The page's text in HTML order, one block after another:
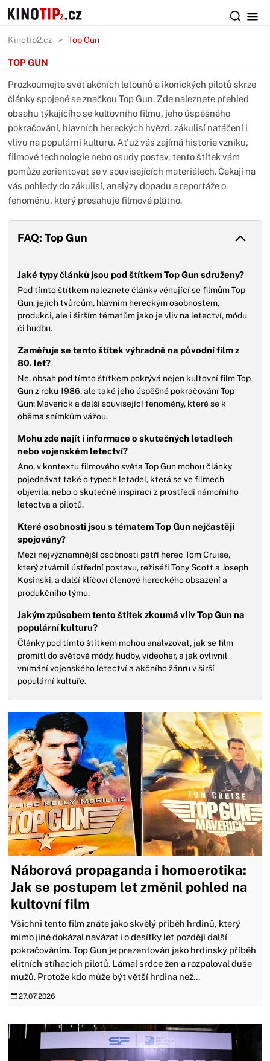
Kinotip2.cz Top Gun
TOP GUN
Prozkoumejte svět akčních letounů a ikonických pilotů skrze
články spojené se značkou Top Gun. Zde naleznete přehled
obsahu týkajícího se kultovního filmu, jeho úspěšného
pokračování, hlavních hereckých hvězd, zákulisí natáčení i
vlivu na populární kulturu. Ať už vás zajímá historie vzniku,
filmové technologie nebo osudy postav, tento štítek vám
pomůže zorientovat se v souvisejících materiálech. Čekají na
vás pohledy do zákulisí, analýzy dopadu a reportáže o
fenoménu, který přesahuje filmové plátno.
FAQ: Top Gun
Jaké typy článků jsou pod štítkem Top Gun sdruženy?
Pod tímto štítkem naleznete články věnující se filmům Top
Gun, jejich tvůrcům, hlavním hereckým osobnostem,
produkci, ale i širším tématům jako je vliv na letectví, módu
či hudbu.
Zaměřuje se tento štítek výhradně na původní film z
80. let?
Ne, obsah pod tímto štítkem pokrývá nejen kultovní film Top
Gun z roku 1986, ale také jeho úspěšné pokračování Top
Gun: Maverick a další související fenomény, které se k
oběma snímkům vážou.
Mohu zde najít i informace o skutečných letadlech
nebo vojenském letectví?
Ano, v kontextu filmového světa Top Gun mohou články
pojednávat také o typech letadel, která se ve filmech
objevila, nebo o skutečné inspiraci z prostředí námořního
letectva a pilotů.
Které osobnosti jsou s tématem Top Gun nejčastěji
spojovány?
Mezi nejvýznamnější osobnosti patří herec Tom Cruise,
který ztvárnil ústřední postavu, režiséři Tony Scott a Joseph
Kosinski, a další klíčoví členové hereckého obsazení a
produkčního týmu.
Jakým způsobem tento štítek zkoumá vliv Top Gun na
populární kulturu?
Články pod tímto štítkem mohou analyzovat, jak se film
promítl do světové módy, hudby, videoher, a jak ovlivnil
vnímání vojenského letectví a akčního žánru v širší
populární kultuře.
Náborová propaganda i homoerotika:
Jak se postupem let změnil pohled na
kultovní film
Všichni tento film znáte jako skvělý příběh hrdinů, který
mimo jiné dokázal navázat i o desítky let později další
pokračováním. Top Gun je prezentován jako hrdinský příběh
elitních stíhacích pilotů. Lámal srdce žen a rozpaloval duše
mužů. Protože kdo může být větší hrdina než...
27.07.2026